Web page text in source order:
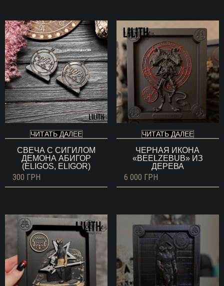
000 ГРН
5
000 ГРН
ЧИТАТЬ ДАЛЕЕ
СВЕЧА С СИГИЛОМ
ДЕМОНА АБИГОР
(ELIGOS, ELIGOR)
300 ГРН
ЧИТАТЬ ДАЛЕЕ
ЧЕРНАЯ ИКОНА
«BEELZEBUB» ИЗ
ДЕРЕВА
6 000 ГРН